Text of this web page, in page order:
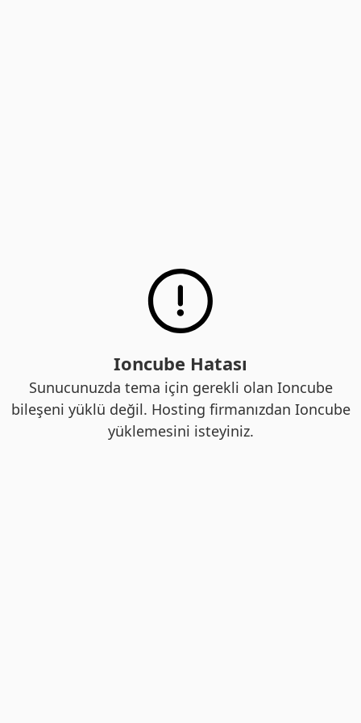
Ioncube Hatası
Sunucunuzda tema için gerekli olan Ioncube
bileşeni yüklü değil. Hosting firmanızdan Ioncube
yüklemesini isteyiniz.